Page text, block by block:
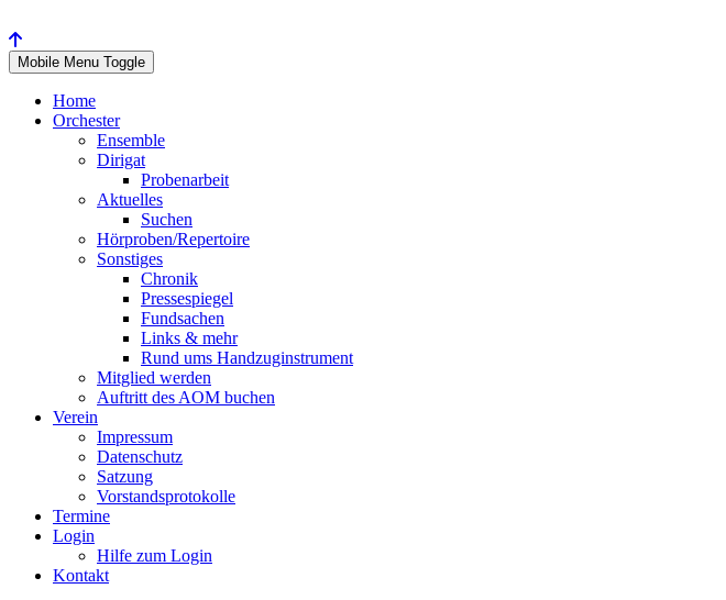
Mobile Menu Toggle
Home
Orchester
Ensemble
Dirigat
Probenarbeit
Aktuelles
Suchen
Hörproben/Repertoire
Sonstiges
Chronik
Pressespiegel
Fundsachen
Links & mehr
Rund ums Handzuginstrument
Mitglied werden
Auftritt des AOM buchen
Verein
Impressum
Datenschutz
Satzung
Vorstandsprotokolle
Termine
Login
Hilfe zum Login
Kontakt